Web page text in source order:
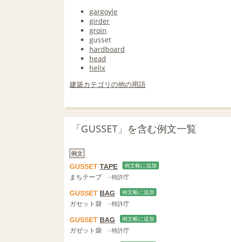
gargoyle
girder
groin
gusset
hardboard
head
helix
建築カテゴリの他の用語
「GUSSET」を含む例文一覧
例文
GUSSET TAPE 例文帳に追加
まちテープ - 特許庁
GUSSET BAG 例文帳に追加
ガセット袋 - 特許庁
GUSSET BAG 例文帳に追加
ガゼット袋 - 特許庁